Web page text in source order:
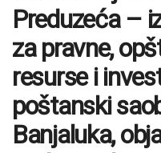
Preduzeća –
za pravne,
resurse i
poštanski
Banjaluka,